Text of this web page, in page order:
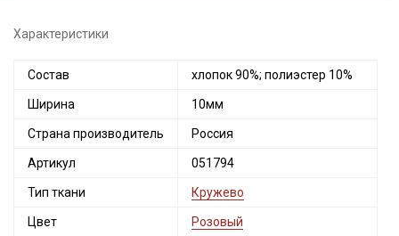
Характеристики
Состав хлопок 90%; полиэстер 10%
Ширина 10мм
Страна производитель Россия
Артикул 051794
Тип ткани Кружево
Цвет Розовый